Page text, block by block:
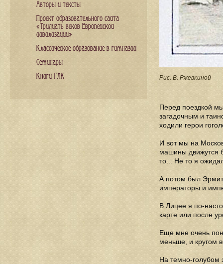
Рис. В. Ржевкиной
Перед поездкой
загадочным и
ходили герои
И вот мы на
машины движутся
то... Не то я
А потом был
императоры и
В Лицее я по-
карте или после
Еще мне очень
меньше, и кругом
На темно-голубом
Авторы и тексты
Проект образовательного сайта
«Тридцать веков Европейской
цивилизации»
Классическое образование в гимназии
Семинары
Книги ГЛК